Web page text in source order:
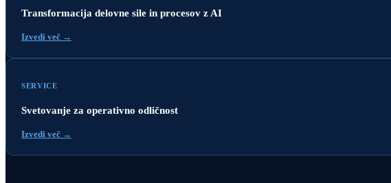
Transformacija delovne sile in procesov z AI
Izvedi več →
SERVICE
Svetovanje za operativno odličnost
Izvedi več →